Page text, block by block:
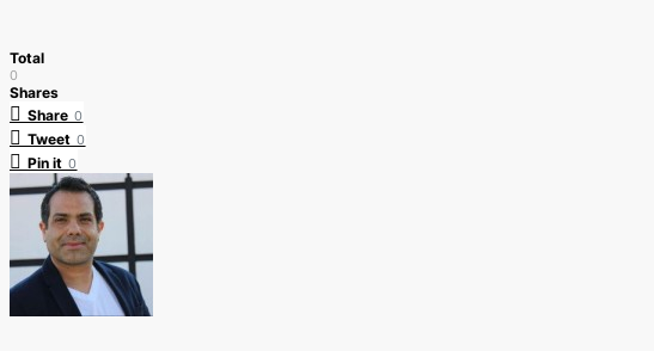
Total
0
Shares
Share 0
Tweet 0
Pin it 0